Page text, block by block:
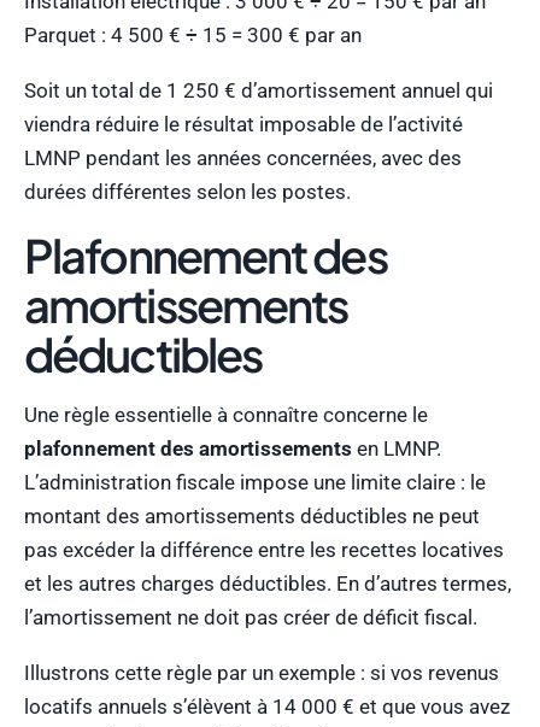
Parquet : 4 500 € ÷ 15 = 300 € par an
Soit un total de 1 250 € d’amortissement annuel qui
viendra réduire le résultat imposable de l’activité
LMNP pendant les années concernées, avec des
durées différentes selon les postes.
Plafonnement des
amortissements
déductibles
Une règle essentielle à connaître concerne le
plafonnement des amortissements en LMNP.
L’administration fiscale impose une limite claire : le
montant des amortissements déductibles ne peut
pas excéder la différence entre les recettes locatives
et les autres charges déductibles. En d’autres termes,
l’amortissement ne doit pas créer de déficit fiscal.
Illustrons cette règle par un exemple : si vos revenus
locatifs annuels s’élèvent à 14 000 € et que vous avez